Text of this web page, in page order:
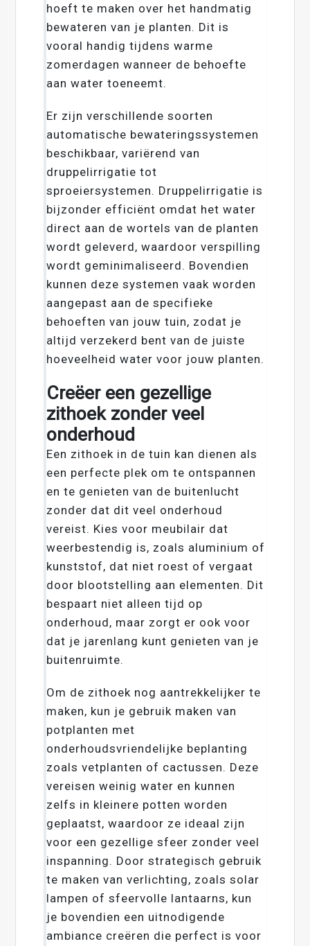
hoeft te maken over het handmatig
bewateren van je planten. Dit is
vooral handig tijdens warme
zomerdagen wanneer de behoefte
aan water toeneemt.
Er zijn verschillende soorten
automatische bewateringssystemen
beschikbaar, variërend van
druppelirrigatie tot
sproeiersystemen. Druppelirrigatie is
bijzonder efficiënt omdat het water
direct aan de wortels van de planten
wordt geleverd, waardoor verspilling
wordt geminimaliseerd. Bovendien
kunnen deze systemen vaak worden
aangepast aan de specifieke
behoeften van jouw tuin, zodat je
altijd verzekerd bent van de juiste
hoeveelheid water voor jouw planten.
Creëer een gezellige
zithoek zonder veel
onderhoud
Een zithoek in de tuin kan dienen als
een perfecte plek om te ontspannen
en te genieten van de buitenlucht
zonder dat dit veel onderhoud
vereist. Kies voor meubilair dat
weerbestendig is, zoals aluminium of
kunststof, dat niet roest of vergaat
door blootstelling aan elementen. Dit
bespaart niet alleen tijd op
onderhoud, maar zorgt er ook voor
dat je jarenlang kunt genieten van je
buitenruimte.
Om de zithoek nog aantrekkelijker te
maken, kun je gebruik maken van
potplanten met
onderhoudsvriendelijke beplanting
zoals vetplanten of cactussen. Deze
vereisen weinig water en kunnen
zelfs in kleinere potten worden
geplaatst, waardoor ze ideaal zijn
voor een gezellige sfeer zonder veel
inspanning. Door strategisch gebruik
te maken van verlichting, zoals solar
lampen of sfeervolle lantaarns, kun
je bovendien een uitnodigende
ambiance creëren die perfect is voor